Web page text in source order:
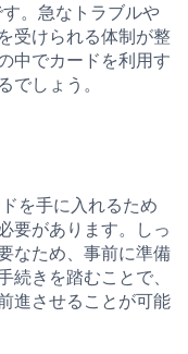
す。急なトラブルや
受けられる体制が整
中でカードを利用す
でしょう。
を手に入れるため
要があります。しっ
なため、事前に準備
続きを踏むことで、
進させることが可能